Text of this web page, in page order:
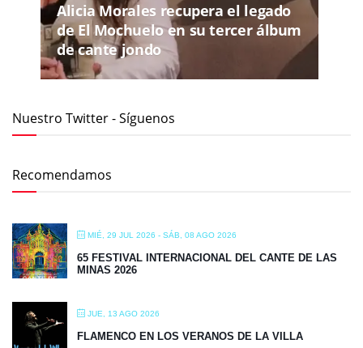
Alicia Morales recupera el legado
de El Mochuelo en su tercer álbum
de cante jondo
Nuestro Twitter - Síguenos
Recomendamos
MIÉ, 29 JUL 2026 - SÁB, 08 AGO 2026
65 FESTIVAL INTERNACIONAL DEL CANTE DE LAS
MINAS 2026
JUE, 13 AGO 2026
FLAMENCO EN LOS VERANOS DE LA VILLA